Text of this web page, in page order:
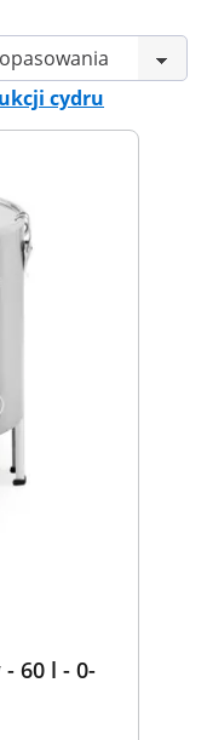
cydru
60 l - 0-